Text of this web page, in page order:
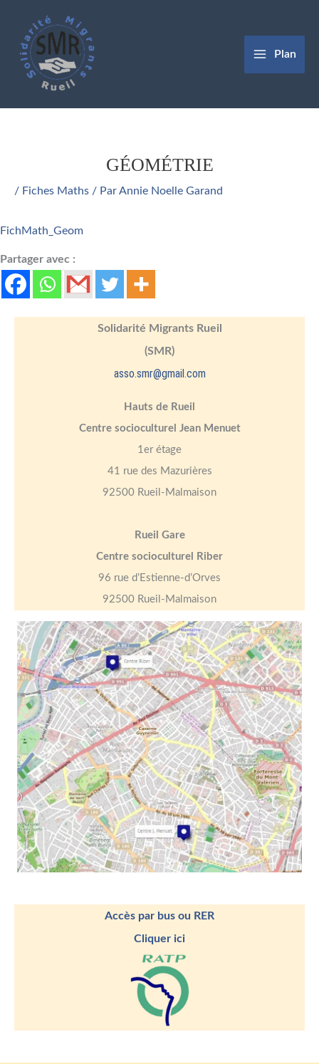
contenu
Plan
GÉOMÉTRIE
/ Fiches Maths / ParAnnie Noelle Garand
FichMath_Geom
Partager avec :
Solidarité Migrants Rueil
(SMR)
asso.smr@gmail.com
Hauts de Rueil
Centre socioculturel Jean Menuet
1er étage
41 rue des Mazurières
92500 Rueil-Malmaison
Rueil Gare
Centre socioculturel Riber
96 rue d’Estienne-d’Orves
92500 Rueil-Malmaison
Accès par bus ou RER
Cliquer ici